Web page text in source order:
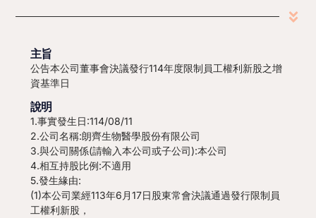
主旨
公告本公司董事會決議發行114年度限制員工權利新股之增
資基準日
說明
1.事實發生日:114/08/11
2.公司名稱:朗齊生物醫學股份有限公司
3.與公司關係(請輸入本公司或子公司):本公司
4.相互持股比例:不適用
5.發生緣由:
(1)本公司業經113年6月17日股東常會決議通過發行限制員
工權利新股，